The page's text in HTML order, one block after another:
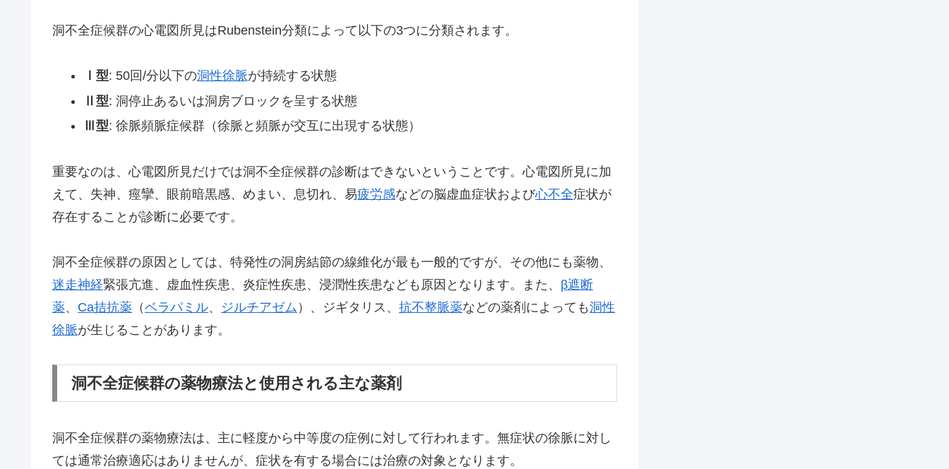
洞不全症候群の心電図所見はRubenstein分類によって以下の3つに分類されます。
Ⅰ型: 50回/分以下の洞性徐脈が持続する状態
Ⅱ型: 洞停止あるいは洞房ブロックを呈する状態
Ⅲ型: 徐脈頻脈症候群（徐脈と頻脈が交互に出現する状態）
重要なのは、心電図所見だけでは洞不全症候群の診断はできないということです。心電図所見に加
えて、失神、痙攣、眼前暗黒感、めまい、息切れ、易疲労感などの脳虚血症状および心不全症状が
存在することが診断に必要です。
洞不全症候群の原因としては、特発性の洞房結節の線維化が最も一般的ですが、その他にも薬物、
迷走神経緊張亢進、虚血性疾患、炎症性疾患、浸潤性疾患なども原因となります。また、 β遮断
薬、 Ca拮抗薬 （ベラパミル、 ジルチアゼム ）、ジギタリス、 抗不整脈薬などの薬剤によっても洞性
徐脈が生じることがあります。
洞不全症候群の薬物療法と使用される主な薬剤
洞不全症候群の薬物療法は、主に軽度から中等度の症例に対して行われます。無症状の徐脈に対し
ては通常治療適応はありませんが、症状を有する場合には治療の対象となります。